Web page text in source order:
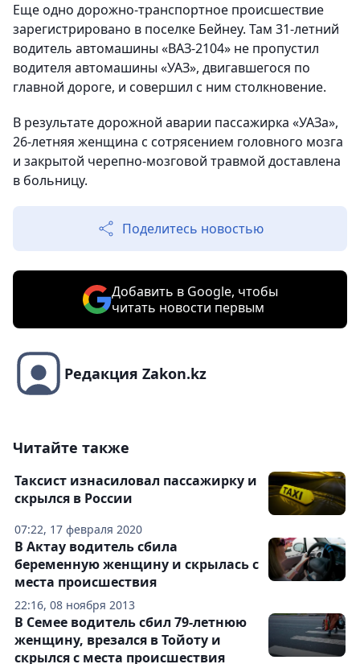
Еще одно дорожно-транспортное происшествие
зарегистрировано в поселке Бейнеу. Там 31-летний
водитель автомашины «ВАЗ-2104» не пропустил
водителя автомашины «УАЗ», двигавшегося по
главной дороге, и совершил с ним столкновение.
В результате дорожной аварии пассажирка «УАЗа»,
26-летняя женщина с сотрясением головного мозга
и закрытой черепно-мозговой травмой доставлена
в больницу.
Поделитесь новостью
Добавить в Google, чтобы
читать новости первым
Редакция Zakon.kz
Читайте также
07:22, 17 февраля 2020
Таксист изнасиловал пассажирку и
скрылся в России
22:16, 08 ноября 2013
В Актау водитель сбила
беременную женщину и скрылась с
места происшествия
В Семее водитель сбил 79-летнюю
женщину, врезался в Тойоту и
скрылся с места происшествия